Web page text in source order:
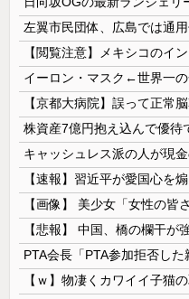
【ｗ】物凄くカワイイ子猫